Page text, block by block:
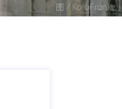
图 / KoloFrankz